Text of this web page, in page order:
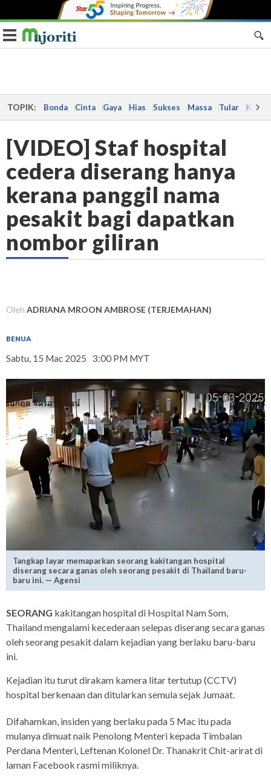
Toggle navigation
TOPIK: Bonda Cinta Gaya Hias Sukses Massa Tular Kes
[VIDEO] Staf hospital
cedera diserang hanya
kerana panggil nama
pesakit bagi dapatkan
nombor giliran
Oleh ADRIANA MROON AMBROSE (TERJEMAHAN)
BENUA
Sabtu, 15 Mac 2025 3:00 PM MYT
Tangkap layar memaparkan seorang kakitangan hospital
diserang secara ganas oleh seorang pesakit di Thailand baru-
baru ini. — Agensi
SEORANG kakitangan hospital di Hospital Nam Som,
Thailand mengalami kecederaan selepas diserang secara ganas
oleh seorang pesakit dalam kejadian yang berlaku baru-baru
ini.
Kejadian itu turut dirakam kamera litar tertutup (CCTV)
hospital berkenaan dan ditularkan semula sejak Jumaat.
Difahamkan, insiden yang berlaku pada 5 Mac itu pada
mulanya dimuat naik Penolong Menteri kepada Timbalan
Perdana Menteri, Leftenan Kolonel Dr. Thanakrit Chit-arirat di
laman Facebook rasmi miliknya.